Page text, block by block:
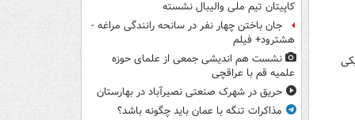
کاپیتان تیم ملی والیبال نشسته
جان باختن چهار نفر در سانحه رانندگی مراغه -
هشترود+ فیلم
نشست هم اندیشی جمعی از علمای حوزه
علمیه قم با عراقچی
حریق در شهرک صنعتی نصیرآباد در بهارستان
مذاکرات تنگه با عمان باید چگونه باشد؟